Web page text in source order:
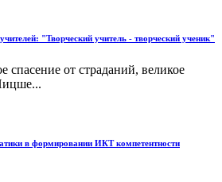
"Творческий учитель - творческий ученик"
спасение от страданий, великое
в формировании ИКТ компетентности